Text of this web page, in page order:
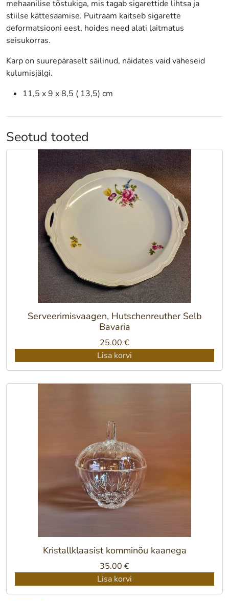
mehaanilise tõstukiga, mis tagab sigarettide lihtsa ja
stiilse kättesaamise. Puitraam kaitseb sigarette
deformatsiooni eest, hoides need alati laitmatus
seisukorras.
Karp on suurepäraselt säilinud, näidates vaid väheseid
kulumisjälgi.
11,5 x 9 x 8,5 ( 13,5) cm
Seotud tooted
Serveerimisvaagen, Hutschenreuther Selb
Bavaria
25.00 €
Lisa korvi
Kristallklaasist komminõu kaanega
35.00 €
Lisa korvi